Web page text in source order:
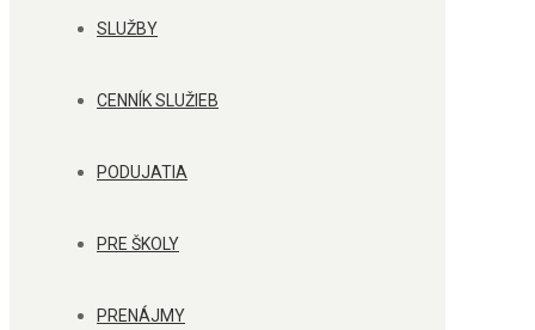
SLUŽBY
CENNÍK SLUŽIEB
PODUJATIA
PRE ŠKOLY
PRENÁJMY